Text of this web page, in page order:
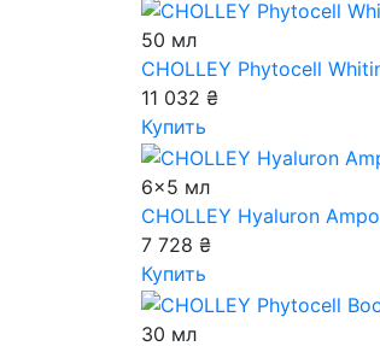
50 мл
CHOLLEY Phytocell
11 032 ₴
Купить
6x5 мл
CHOLLEY Hyaluron
7 728 ₴
Купить
30 мл